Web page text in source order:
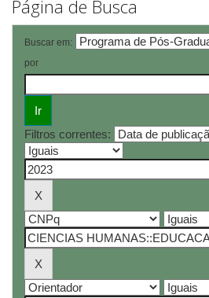
Página de Busca
Buscar em:
por
Filtros correntes: